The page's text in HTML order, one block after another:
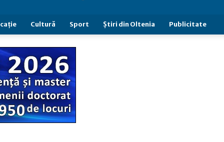
Cultură Sport Știri din Oltenia Publicitate